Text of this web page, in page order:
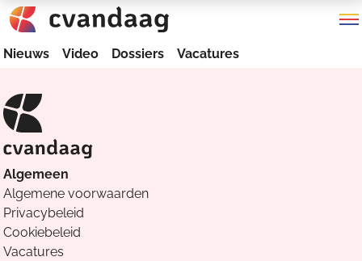
Nieuws Video Dossiers Vacatures
Algemeen
Algemene voorwaarden
Privacybeleid
Cookiebeleid
Vacatures